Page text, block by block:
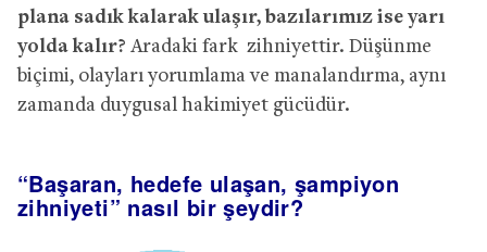
plana sadık kalarak ulaşır, bazılarımız ise yarı
yolda kalır? Aradaki fark zihniyettir. Düşünme
biçimi, olayları yorumlama ve manalandırma, aynı
zamanda duygusal hakimiyet gücüdür.
“Başaran, hedefe ulaşan, şampiyon
zihniyeti” nasıl bir şeydir?